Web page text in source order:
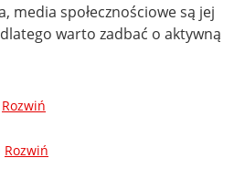
media społecznościowe są jej
warto zadbać o aktywną
Rozwiń
Rozwiń